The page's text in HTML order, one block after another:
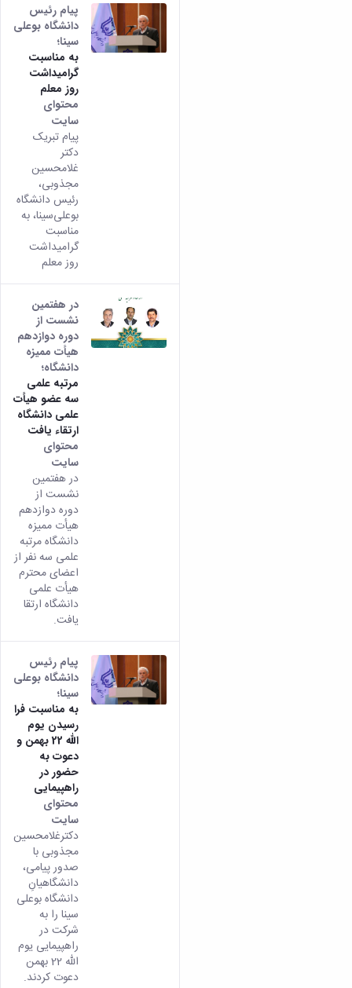
پیام رئیس
دانشگاه بوعلی
سینا؛
به مناسبت
گرامیداشت
روز معلم
محتوای
سایت
پیام تبریک
دکتر
غلامحسین
مجذوبی،
رئیس دانشگاه
بوعلی‌سینا، به
مناسبت
گرامیداشت
روز معلم
در هفتمین
نشست از
دوره دوازدهم
هیأت ممیزه
دانشگاه؛
مرتبه علمی
سه عضو هیأت
علمی دانشگاه
ارتقاء یافت
محتوای
سایت
در هفتمین
نشست از
دوره دوازدهم
هیأت ممیزه
دانشگاه مرتبه
علمی سه نفر از
اعضای محترم
هیأت علمی
دانشگاه ارتقا
یافت.
پیام رئیس
دانشگاه بوعلی
سینا؛
به مناسبت فرا
رسیدن یوم
الله 22 بهمن و
دعوت به
حضور در
راهپیمایی
محتوای
سایت
دکترغلامحسین
مجذوبی با
صدور پیامی،
دانشگاهیانِ
دانشگاه بوعلی
سینا را به
شرکت در
راهپیمایی یوم
الله 22 بهمن
دعوت کردند.